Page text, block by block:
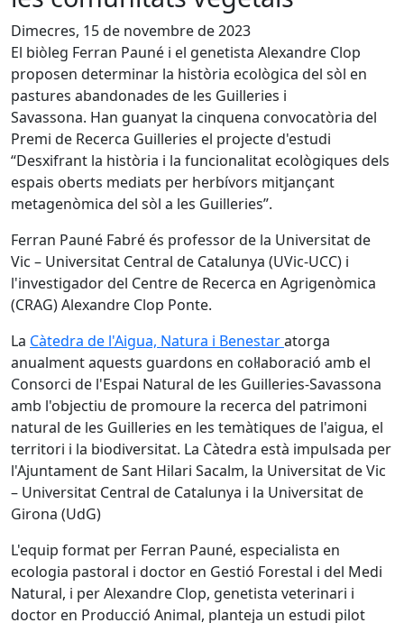
Dimecres, 15 de novembre de 2023
El biòleg Ferran Pauné i el genetista Alexandre Clop
proposen determinar la història ecològica del sòl en
pastures abandonades de les Guilleries i
Savassona. Han guanyat la cinquena convocatòria del
Premi de Recerca Guilleries el projecte d'estudi
“Desxifrant la història i la funcionalitat ecològiques dels
espais oberts mediats per herbívors mitjançant
metagenòmica del sòl a les Guilleries”.
Ferran Pauné Fabré és professor de la Universitat de
Vic – Universitat Central de Catalunya (UVic-UCC) i
l'investigador del Centre de Recerca en Agrigenòmica
(CRAG) Alexandre Clop Ponte.
La Càtedra de l'Aigua, Natura i Benestaratorga
anualment aquests guardons en col·laboració amb el
Consorci de l'Espai Natural de les Guilleries-Savassona
amb l'objectiu de promoure la recerca del patrimoni
natural de les Guilleries en les temàtiques de l'aigua, el
territori i la biodiversitat. La Càtedra està impulsada per
l'Ajuntament de Sant Hilari Sacalm, la Universitat de Vic
– Universitat Central de Catalunya i la Universitat de
Girona (UdG)
L'equip format per Ferran Pauné, especialista en
ecologia pastoral i doctor en Gestió Forestal i del Medi
Natural, i per Alexandre Clop, genetista veterinari i
doctor en Producció Animal, planteja un estudi pilot